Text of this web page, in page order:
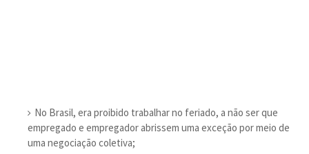
No Brasil, era proibido trabalhar no feriado, a não ser que
empregado e empregador abrissem uma exceção por meio de
uma negociação coletiva;